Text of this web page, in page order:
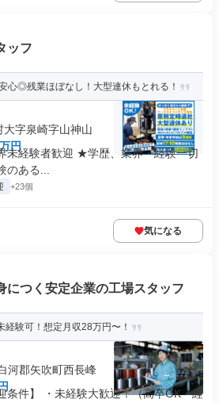
ッフ
心◎残業ほぼなし！大型連休もとれる！
字泉崎字山神山
円
未経験者歓迎 ★学歴、業界・経験一切
ある...
+23個
気になる
につく安定企業の工場スタッフ
経験可！想定月収28万円〜！
河郡矢吹町西長峰
条件】 ・未経験大歓迎！（高卒OK・経